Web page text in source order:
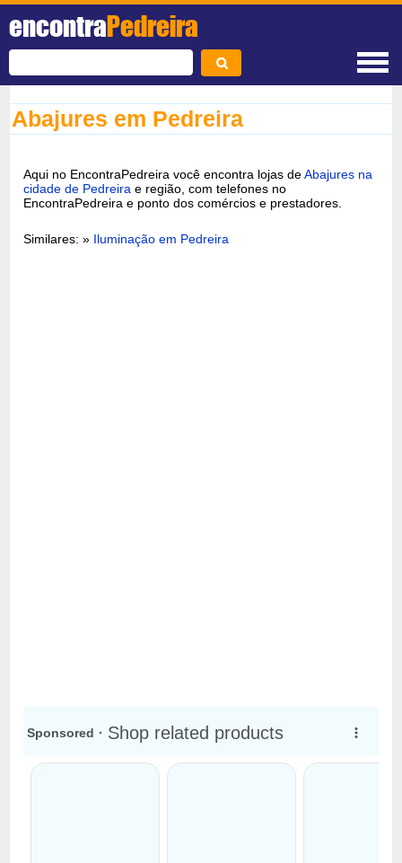
encontraPedreira
Abajures em Pedreira
Aqui no EncontraPedreira você encontra lojas deAbajures na
cidade de Pedreira e região, com telefones no
EncontraPedreira e ponto dos comércios e prestadores.
Similares: » Iluminação em Pedreira